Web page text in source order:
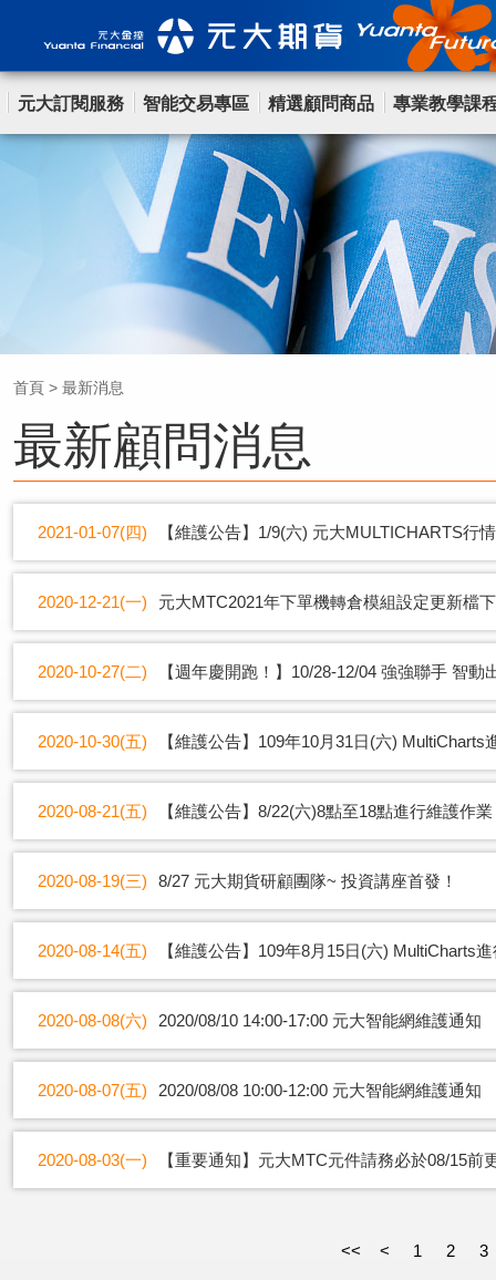
元大訂閱服務 智能交易專區 精選顧問商品 專業教學課
首頁 > 最新消息
最新顧問消息
2021-01-07(四) 【維護公告】1/9(六) 元大MULTICHARTS行
2020-12-21(一) 元大MTC2021年下單機轉倉模組設定更新檔
2020-10-27(二) 【週年慶開跑！】10/28-12/04 強強聯手 智動
2020-10-30(五) 【維護公告】109年10月31日(六)
2020-08-21(五) 【維護公告】8/22(六)8點至18點進行維護作業
2020-08-19(三) 8/27 元大期貨研顧團隊~ 投資講座首發！
2020-08-14(五) 【維護公告】109年8月15日(六) MultiCharts
2020-08-08(六) 2020/08/10 14:00-17:00 元大智能網維護通知
2020-08-07(五) 2020/08/08 10:00-12:00 元大智能網維護通知
2020-08-03(一) 【重要通知】元大MTC元件請務必於08/15前
<< < 1 2 3